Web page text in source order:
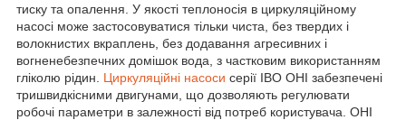
тиску та опалення. У якості теплоносія в циркуляційному
насосі може застосовуватися тільки чиста, без твердих і
волокнистих вкраплень, без додавання агресивних і
вогненебезпечних домішок вода, з частковим використанням
гліколю рідин. Циркуляційні насоси серії IBO OHI забезпечені
тришвидкісними двигунами, що дозволяють регулювати
робочі параметри в залежності від потреб користувача. OHI